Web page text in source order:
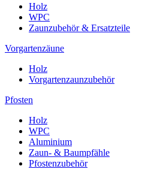
Holz
WPC
Zaunzubehör & Ersatzteile
Vorgartenzäune
Holz
Vorgartenzaunzubehör
Pfosten
Holz
WPC
Aluminium
Zaun- & Baumpfähle
Pfostenzubehör